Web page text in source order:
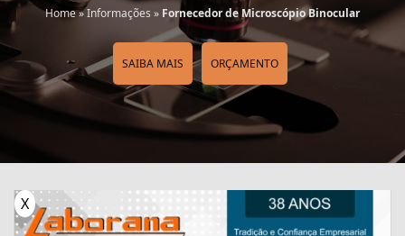
Home»Informações » Fornecedor de Microscópio Binocular
SAIBA MAIS ORÇAMENTO
Categorias
X